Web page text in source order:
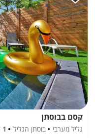
קסם בבוסתן
גליל מערבי בוסתן הגליל 1 לופט